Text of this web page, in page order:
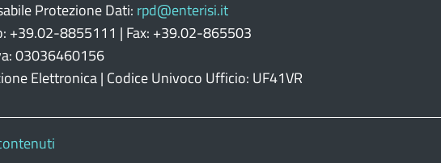
Protezione Dati: rpd@enterisi.it
+39.02-8855111 | Fax: +39.02-865503
03036460156
Elettronica | Codice Univoco Ufficio: UF41VR